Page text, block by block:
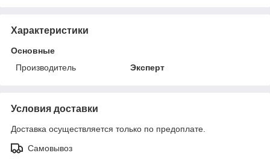
Характеристики
Основные
Производитель
Эксперт
Условия доставки
Доставка осуществляется только по предоплате.
Самовывоз